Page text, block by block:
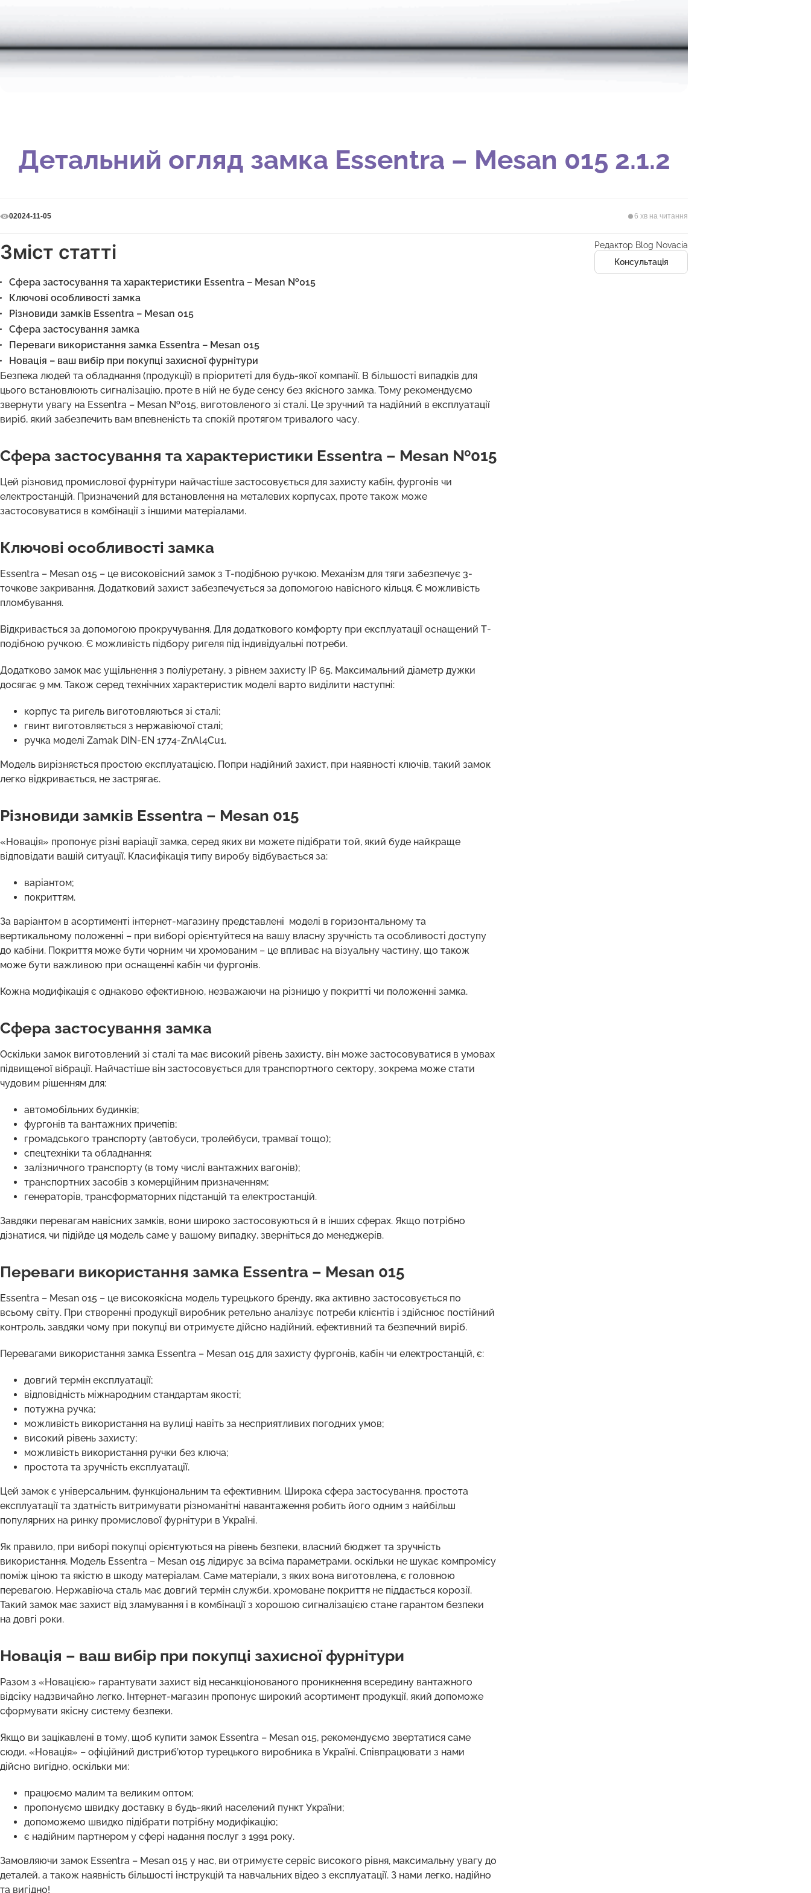
Детальний огляд замка Essentra – Mesan 015 2.1.2
02024-11-05 6 хв на читання
Зміст статті
Сфера застосування та характеристики Essentra – Mesan №015
Ключові особливості замка
Різновиди замків Essentra – Mesan 015
Сфера застосування замка
Переваги використання замка Essentra – Mesan 015
Новація – ваш вибір при покупці захисної фурнітури
Безпека людей та обладнання (продукції) в пріоритеті для будь-якої компанії. В більшості випадків для
цього встановлюють сигналізацію, проте в ній не буде сенсу без якісного замка. Тому рекомендуємо
звернути увагу на Essentra – Mesan №015, виготовленого зі сталі. Це зручний та надійний в експлуатації
виріб, який забезпечить вам впевненість та спокій протягом тривалого часу.
Сфера застосування та характеристики Essentra – Mesan №015
Цей різновид промислової фурнітури найчастіше застосовується для захисту кабін, фургонів чи
електростанцій. Призначений для встановлення на металевих корпусах, проте також може
застосовуватися в комбінації з іншими матеріалами.
Ключові особливості замка
Essentra – Mesan 015 – це високовісний замок з T-подібною ручкою. Механізм для тяги забезпечує 3-
точкове закривання. Додатковий захист забезпечується за допомогою навісного кільця. Є можливість
пломбування.
Відкривається за допомогою прокручування. Для додаткового комфорту при експлуатації оснащений Т-
подібною ручкою. Є можливість підбору ригеля під індивідуальні потреби.
Додатково замок має ущільнення з поліуретану, з рівнем захисту IP 65. Максимальний діаметр дужки
досягає 9 мм. Також серед технічних характеристик моделі варто виділити наступні:
корпус та ригель виготовляються зі сталі;
гвинт виготовляється з нержавіючої сталі;
ручка моделі Zamak DIN-EN 1774-ZnAl4Cu1.
Модель вирізняється простою експлуатацією. Попри надійний захист, при наявності ключів, такий замок
легко відкривається, не застрягає.
Різновиди замків Essentra – Mesan 015
«Новація» пропонує різні варіації замка, серед яких ви можете підібрати той, який буде найкраще
відповідати вашій ситуації. Класифікація типу виробу відбувається за:
варіантом;
покриттям.
За варіантом в асортименті інтернет-магазину представлені моделі в горизонтальному та
вертикальному положенні – при виборі орієнтуйтеся на вашу власну зручність та особливості доступу
до кабіни. Покриття може бути чорним чи хромованим – це впливає на візуальну частину, що також
може бути важливою при оснащенні кабін чи фургонів.
Кожна модифікація є однаково ефективною, незважаючи на різницю у покритті чи положенні замка.
Сфера застосування замка
Оскільки замок виготовлений зі сталі та має високий рівень захисту, він може застосовуватися в умовах
підвищеної вібрації. Найчастіше він застосовується для транспортного сектору, зокрема може стати
чудовим рішенням для:
автомобільних будинків;
фургонів та вантажних причепів;
громадського транспорту (автобуси, тролейбуси, трамваї тощо);
спецтехніки та обладнання;
залізничного транспорту (в тому числі вантажних вагонів);
транспортних засобів з комерційним призначенням;
генераторів, трансформаторних підстанцій та електростанцій.
Завдяки перевагам навісних замків, вони широко застосовуються й в інших сферах. Якщо потрібно
дізнатися, чи підійде ця модель саме у вашому випадку, зверніться до менеджерів.
Переваги використання замка Essentra – Mesan 015
Essentra – Mesan 015 – це високоякісна модель турецького бренду, яка активно застосовується по
всьому світу. При створенні продукції виробник ретельно аналізує потреби клієнтів і здійснює постійний
контроль, завдяки чому при покупці ви отримуєте дійсно надійний, ефективний та безпечний виріб.
Перевагами використання замка Essentra – Mesan 015 для захисту фургонів, кабін чи електростанцій, є:
довгий термін експлуатації;
відповідність міжнародним стандартам якості;
потужна ручка;
можливість використання на вулиці навіть за несприятливих погодних умов;
високий рівень захисту;
можливість використання ручки без ключа;
простота та зручність експлуатації.
Цей замок є універсальним, функціональним та ефективним. Широка сфера застосування, простота
експлуатації та здатність витримувати різноманітні навантаження робить його одним з найбільш
популярних на ринку промислової фурнітури в Україні.
Як правило, при виборі покупці орієнтуються на рівень безпеки, власний бюджет та зручність
використання. Модель Essentra – Mesan 015 лідирує за всіма параметрами, оскільки не шукає компромісу
поміж ціною та якістю в шкоду матеріалам. Саме матеріали, з яких вона виготовлена, є головною
перевагою. Нержавіюча сталь має довгий термін служби, хромоване покриття не піддається корозії.
Такий замок має захист від зламування і в комбінації з хорошою сигналізацією стане гарантом безпеки
на довгі роки.
Новація – ваш вибір при покупці захисної фурнітури
Разом з «Новацією» гарантувати захист від несанкціонованого проникнення всередину вантажного
відсіку надзвичайно легко. Інтернет-магазин пропонує широкий асортимент продукції, який допоможе
сформувати якісну систему безпеки.
Якщо ви зацікавлені в тому, щоб купити замок Essentra – Mesan 015, рекомендуємо звертатися саме
сюди. «Новація» – офіційний дистриб’ютор турецького виробника в Україні. Співпрацювати з нами
дійсно вигідно, оскільки ми:
працюємо малим та великим оптом;
пропонуємо швидку доставку в будь-який населений пункт України;
допоможемо швидко підібрати потрібну модифікацію;
є надійним партнером у сфері надання послуг з 1991 року.
Замовляючи замок Essentra – Mesan 015 у нас, ви отримуєте сервіс високого рівня, максимальну увагу до
деталей, а також наявність більшості інструкцій та навчальних відео з експлуатації. З нами легко, надійно
та вигідно!
Редактор Blog Novacia
Консультація